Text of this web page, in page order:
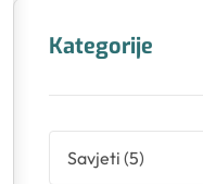
Kategorije
Savjeti (5)